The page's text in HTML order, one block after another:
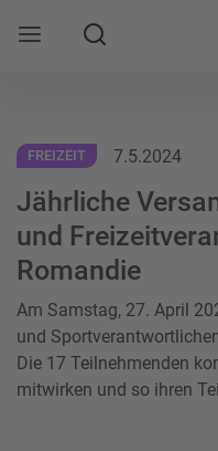
Mobile Navigation öffnen
Suche
FREIZEIT 7.5.2024
Jährliche
und
Romandie
Am Samstag, 27. April
und
Die 17 Teilnehmenden
mitwirken und so ihren